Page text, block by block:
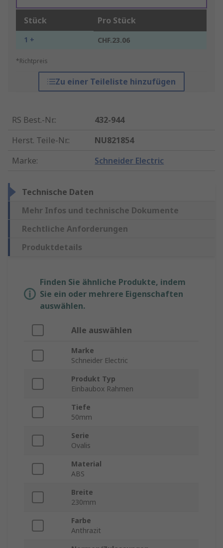
Stück Pro Stück
1 + CHF.23.06
*Richtpreis
Zu einer Teileliste hinzufügen
RS Best.-Nr.:
432-944
Herst. Teile-Nr.:
NU821854
Marke: Schneider Electric
Technische Daten
Mehr Infos und technische Dokumente
Rechtliche Anforderungen
Produktdetails
Finden Sie ähnliche Produkte, indem
Sie ein oder mehrere Eigenschaften
auswählen.
Alle auswählen
Marke
Schneider Electric
Produkt Typ
Einbaubox Rahmen
Tiefe
50mm
Serie
Ovalis
Material
ABS
Breite
230mm
Farbe
Anthrazit